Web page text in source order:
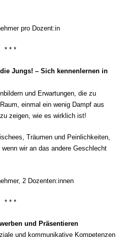
pro Dozent:in
* * *
Jungs! – Sich kennenlernen in
und Erwartungen, die zu
einmal ein wenig Dampf aus
zeigen, wie es wirklich ist!
Träumen und Peinlichkeiten,
wir an das andere Geschlecht
2 Dozenten:innen
* * *
und Präsentieren
und kommunikative Kompetenzen